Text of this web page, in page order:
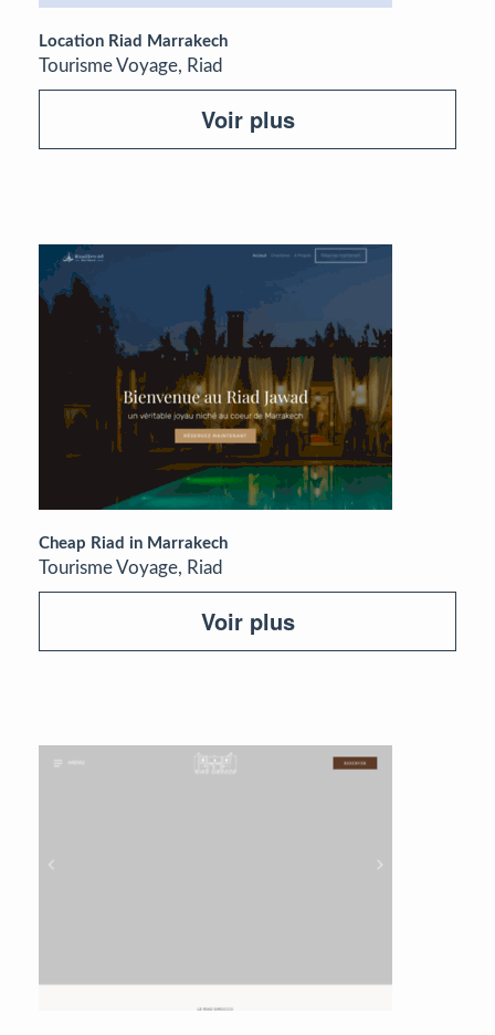
Location Riad Marrakech
Tourisme Voyage, Riad
Voir plus
Cheap Riad in Marrakech
Tourisme Voyage, Riad
Voir plus